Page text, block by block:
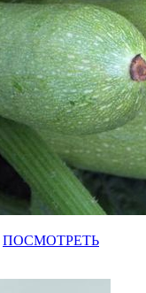
ПОСМОТРЕТЬ